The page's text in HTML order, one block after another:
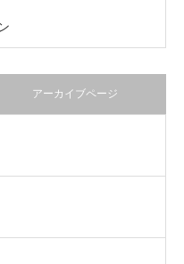
クールシンプルなエクス
テリア
アーチと目隠しフェンスの融
合
アーカイブページ